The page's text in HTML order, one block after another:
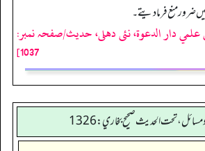
ضرور منع فرما دیتے۔
دار الدعوة، نئى دهلى، حدیث/صفحہ نمبر:
1037]
و مسائل، تحت الحديث صحيح بخاري: 1326